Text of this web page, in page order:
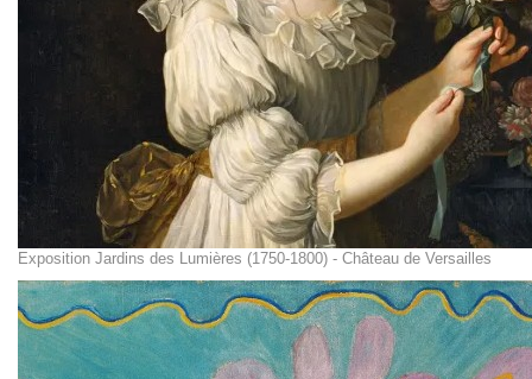
Exposition Jardins des Lumières (1750-1800) - Château de Versailles